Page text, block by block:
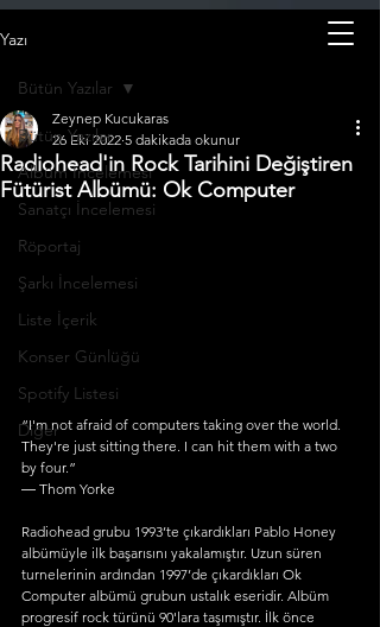
Yazı
Bütün Yazılar
Albüm İncelemesi
Sanatçı İncelemesi
Röportaj
Şarkı İncelemesi
Liste İçerik
Konser Günlüğü
Spotify Listesi
Diğer
Bütün Yazılar
Radiohead'in Rock Tarihini Değiştiren
Fütürist Albümü: Ok Computer
Zeynep Kucukaras
26 Eki 2022 5 dakikada okunur
“I'm not afraid of computers taking over the world.
They're just sitting there. I can hit them with a two
by four.”
― Thom Yorke
Radiohead grubu 1993’te çıkardıkları Pablo Honey
albümüyle ilk başarısını yakalamıştır. Uzun süren
turnelerinin ardından 1997’de çıkardıkları Ok
Computer albümü grubun ustalık eseridir. Albüm
progresif rock türünü 90'lara taşımıştır. İlk önce